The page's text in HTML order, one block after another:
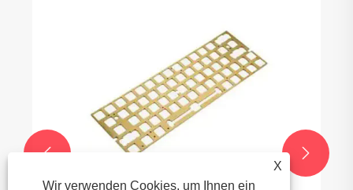
 
X
Wir verwenden Cookies, um Ihnen ein